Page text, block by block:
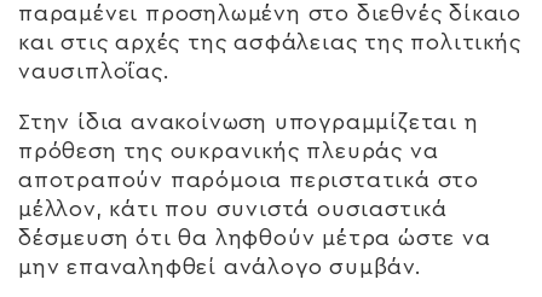
παραμένει προσηλωμένη στο διεθνές δίκαιο
και στις αρχές της ασφάλειας της πολιτικής
ναυσιπλοΐας.
Στην ίδια ανακοίνωση υπογραμμίζεται η
πρόθεση της ουκρανικής πλευράς να
αποτραπούν παρόμοια περιστατικά στο
μέλλον, κάτι που συνιστά ουσιαστικά
δέσμευση ότι θα ληφθούν μέτρα ώστε να
μην επαναληφθεί ανάλογο συμβάν.